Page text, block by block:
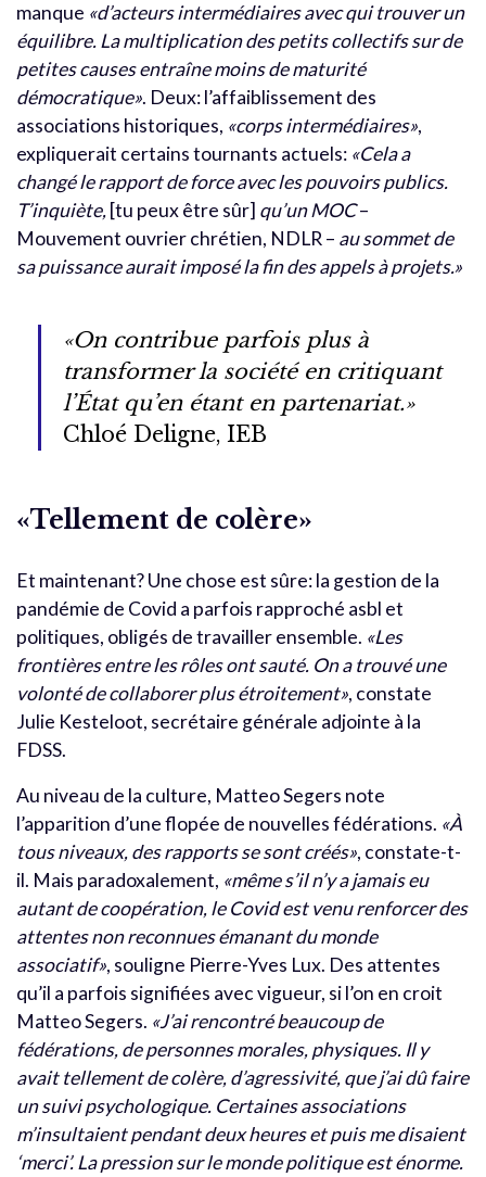
manque «d’acteurs intermédiaires avec qui trouver un
équilibre. La multiplication des petits collectifs sur de
petites causes entraîne moins de maturité
démocratique». Deux: l’affaiblissement des
associations historiques, «corps intermédiaires»,
expliquerait certains tournants actuels: «Cela a
changé le rapport de force avec les pouvoirs publics.
T’inquiète, [tu peux être sûr] qu’un MOC–
Mouvement ouvrier chrétien, NDLR – au sommet de
sa puissance aurait imposé la fin des appels à projets.»
«On contribue parfois plus à
transformer la société en critiquant
l’État qu’en étant en partenariat.»
Chloé Deligne, IEB
«Tellement de colère»
Et maintenant? Une chose est sûre: la gestion de la
pandémie de Covid a parfois rapproché asbl et
politiques, obligés de travailler ensemble. «Les
frontières entre les rôles ont sauté. On a trouvé une
volonté de collaborer plus étroitement», constate
Julie Kesteloot, secrétaire générale adjointe à la
FDSS.
Au niveau de la culture, Matteo Segers note
l’apparition d’une flopée de nouvelles fédérations. «À
tous niveaux, des rapports se sont créés», constate-t-
il. Mais paradoxalement, «même s’il n’y a jamais eu
autant de coopération, le Covid est venu renforcer des
attentes non reconnues émanant du monde
associatif», souligne Pierre-Yves Lux. Des attentes
qu’il a parfois signifiées avec vigueur, si l’on en croit
Matteo Segers. «J’ai rencontré beaucoup de
fédérations, de personnes morales, physiques. Il y
avait tellement de colère, d’agressivité, que j’ai dû faire
un suivi psychologique. Certaines associations
m’insultaient pendant deux heures et puis me disaient
‘merci’. La pression sur le monde politique est énorme.